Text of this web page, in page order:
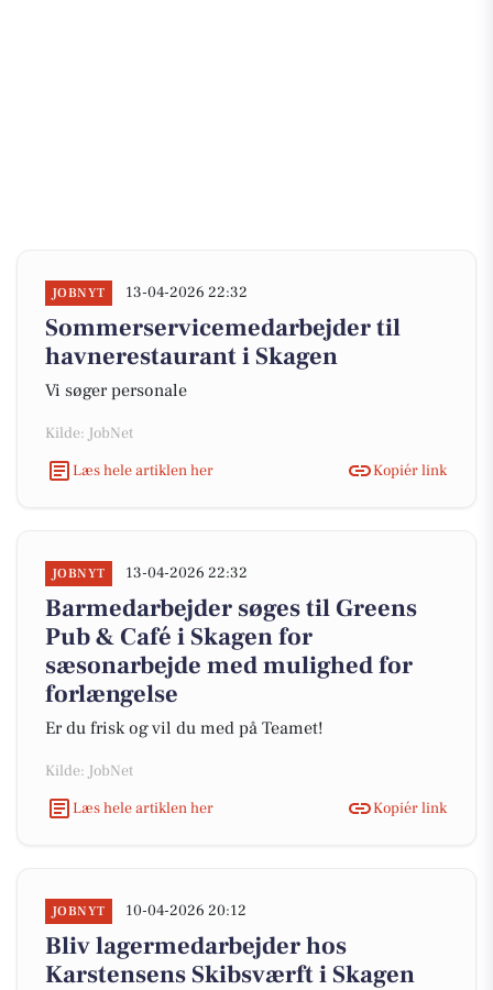
JOBNYT 13-04-2026 22:32
Sommerservicemedarbejder til
havnerestaurant i Skagen
Vi søger personale
Kilde: JobNet
Læs hele artiklen her
Kopiér link
JOBNYT 13-04-2026 22:32
Barmedarbejder søges til Greens
Pub & Café i Skagen for
sæsonarbejde med mulighed for
forlængelse
Er du frisk og vil du med på Teamet!
Kilde: JobNet
Læs hele artiklen her
Kopiér link
JOBNYT 10-04-2026 20:12
Bliv lagermedarbejder hos
Karstensens Skibsværft i Skagen